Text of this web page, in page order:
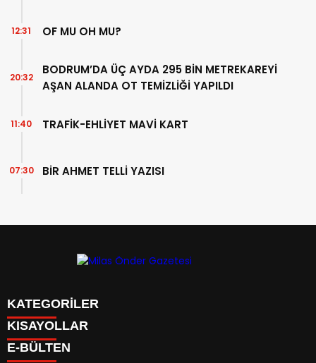
OF MU OH MU?
12:31
BODRUM’DA ÜÇ AYDA 295 BİN METREKAREYİ
AŞAN ALANDA OT TEMİZLİĞİ YAPILDI
20:32
TRAFİK-EHLİYET MAVİ KART
11:40
BİR AHMET TELLİ YAZISI
07:30
KATEGORİLER
Menü seçimi yapın. WP-ADMIN → Görünüm → Menüler
sayfasından menü eşleştirmesi yapınız.
KISAYOLLAR
Menü seçimi yapın. WP-ADMIN → Görünüm → Menüler
E-BÜLTEN